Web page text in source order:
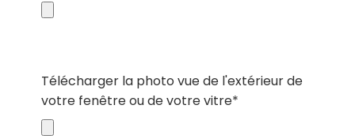
Télécharger la photo vue de l'extérieur de
votre fenêtre ou de votre vitre*